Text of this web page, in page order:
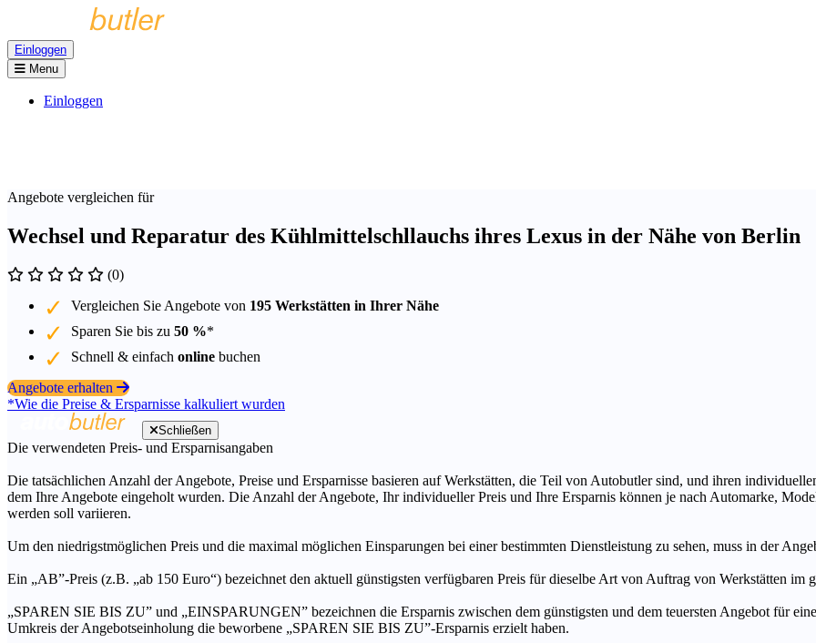
Einloggen
Menu
Einloggen
Angebote vergleichen für
Wechsel und Reparatur des Kühlmittelschllauchs ihres Lexus in der Nähe von Berlin
(0)
Vergleichen Sie Angebote von 195 Werkstätten in Ihrer Nähe
Sparen Sie bis zu 50 %*
Schnell & einfach online buchen
Angebote erhalten
*Wie die Preise & Ersparnisse kalkuliert wurden
Schließen
Die verwendeten Preis- und Ersparnisangaben
Die tatsächlichen Anzahl der Angebote, Preise und Ersparnisse basieren auf Werkstätten, die Teil von Autobutler sind, und ihren
dem Ihre Angebote eingeholt wurden. Die Anzahl der Angebote, Ihr individueller Preis und Ihre Ersparnis können je nach Automarke,
werden soll variieren.
Um den niedrigstmöglichen Preis und die maximal möglichen Einsparungen bei einer bestimmten Dienstleistung zu sehen, muss in der
Ein „AB”-Preis (z.B. „ab 150 Euro“) bezeichnet den aktuell günstigsten verfügbaren Preis für dieselbe Art von Auftrag von Werkstätten im
„SPAREN SIE BIS ZU” und „EINSPARUNGEN” bezeichnen die Ersparnis zwischen dem günstigsten und dem teuersten Angebot für
Umkreis der Angebotseinholung die beworbene „SPAREN SIE BIS ZU”-Ersparnis erzielt haben.